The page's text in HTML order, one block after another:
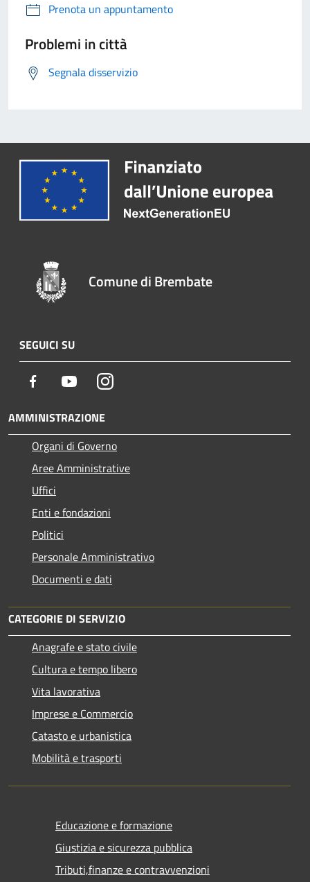
Prenota un appuntamento
Problemi in città
Segnala disservizio
Comune di Brembate
SEGUICI SU
Facebook YoutubeInstagram
AMMINISTRAZIONE
Organi di Governo
Aree Amministrative
Uffici
Enti e fondazioni
Politici
Personale Amministrativo
Documenti e dati
CATEGORIE DI SERVIZIO
Anagrafe e stato civile
Cultura e tempo libero
Vita lavorativa
Imprese e Commercio
Catasto e urbanistica
Mobilità e trasporti
Educazione e formazione
Giustizia e sicurezza pubblica
Tributi,finanze e contravvenzioni